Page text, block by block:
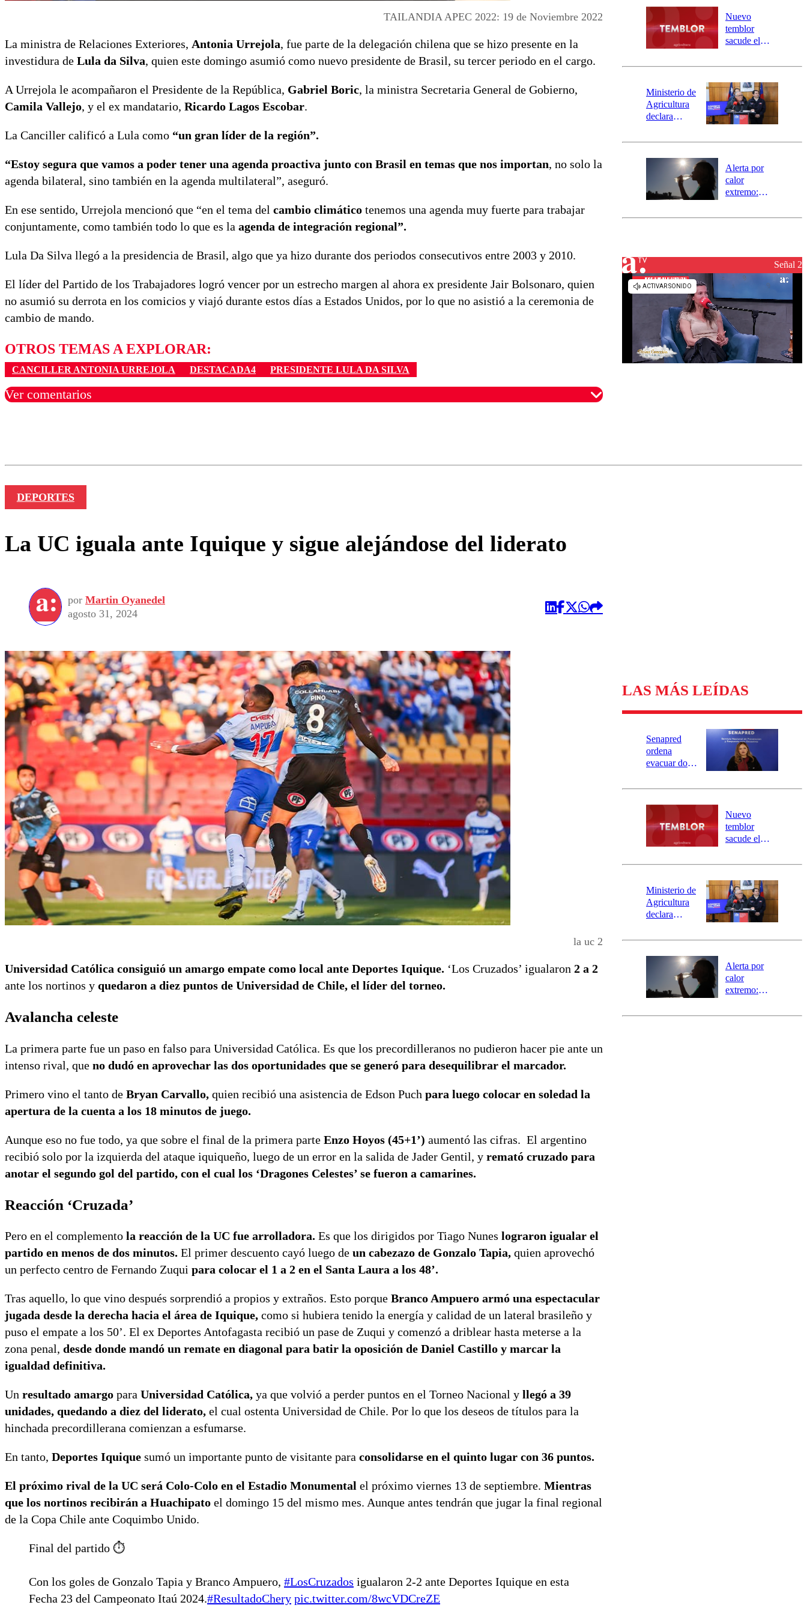
TAILANDIA APEC 2022: 19 de Noviembre 2022
La ministra de Relaciones Exteriores, Antonia Urrejola, fue parte de la delegación chilena que se hizo presente en la
investidura de Lula da Silva, quien este domingo asumió como nuevo presidente de Brasil, su tercer periodo en el cargo.
A Urrejola le acompañaron el Presidente de la República, Gabriel Boric, la ministra Secretaria General de Gobierno,
Camila Vallejo, y el ex mandatario, Ricardo Lagos Escobar.
La Canciller calificó a Lula como “un gran líder de la región”.
“Estoy segura que vamos a poder tener una agenda proactiva junto con Brasil en temas que nos importan, no solo la
agenda bilateral, sino también en la agenda multilateral”, aseguró.
En ese sentido, Urrejola mencionó que “en el tema del cambio climático tenemos una agenda muy fuerte para trabajar
conjuntamente, como también todo lo que es la agenda de integración regional”.
Lula Da Silva llegó a la presidencia de Brasil, algo que ya hizo durante dos periodos consecutivos entre 2003 y 2010.
El líder del Partido de los Trabajadores logró vencer por un estrecho margen al ahora ex presidente Jair Bolsonaro, quien
no asumió su derrota en los comicios y viajó durante estos días a Estados Unidos, por lo que no asistió a la ceremonia de
cambio de mando.
OTROS TEMAS A EXPLORAR:
CANCILLER ANTONIA URREJOLA DESTACADA4 PRESIDENTE LULA DA SILVA
Ver comentarios
río Damas:
activa
mensajería
SAE
Nuevo
temblor
sacude el
revisa la
epicentro
Ministerio de
Agricultura
declara
agrícola para
Alerta por
calor
extremo:
activa Alerta
Señal 2
DEPORTES
La UC iguala ante Iquique y sigue alejándose del liderato
por Martin Oyanedel
agosto 31, 2024
la uc 2
Universidad Católica consiguió un amargo empate como local ante Deportes Iquique. ‘Los Cruzados’ igualaron 2 a 2
ante los nortinos y quedaron a diez puntos de Universidad de Chile, el líder del torneo.
Avalancha celeste
La primera parte fue un paso en falso para Universidad Católica. Es que los precordilleranos no pudieron hacer pie ante un
intenso rival, que no dudó en aprovechar las dos oportunidades que se generó para desequilibrar el marcador.
Primero vino el tanto de Bryan Carvallo, quien recibió una asistencia de Edson Puch para luego colocar en soledad la
apertura de la cuenta a los 18 minutos de juego.
Aunque eso no fue todo, ya que sobre el final de la primera parte Enzo Hoyos (45+1’) aumentó las cifras. El argentino
recibió solo por la izquierda del ataque iquiqueño, luego de un error en la salida de Jader Gentil, y remató cruzado para
anotar el segundo gol del partido, con el cual los ‘Dragones Celestes’ se fueron a camarines.
Reacción ‘Cruzada’
Pero en el complemento la reacción de la UC fue arrolladora. Es que los dirigidos por Tiago Nunes lograron igualar el
partido en menos de dos minutos. El primer descuento cayó luego de un cabezazo de Gonzalo Tapia, quien aprovechó
un perfecto centro de Fernando Zuqui para colocar el 1 a 2 en el Santa Laura a los 48’.
Tras aquello, lo que vino después sorprendió a propios y extraños. Esto porque Branco Ampuero armó una espectacular
jugada desde la derecha hacia el área de Iquique, como si hubiera tenido la energía y calidad de un lateral brasileño y
puso el empate a los 50’. El ex Deportes Antofagasta recibió un pase de Zuqui y comenzó a driblear hasta meterse a la
zona penal, desde donde mandó un remate en diagonal para batir la oposición de Daniel Castillo y marcar la
igualdad definitiva.
Un resultado amargo para Universidad Católica, ya que volvió a perder puntos en el Torneo Nacional y llegó a 39
unidades, quedando a diez del liderato, el cual ostenta Universidad de Chile. Por lo que los deseos de títulos para la
hinchada precordillerana comienzan a esfumarse.
En tanto, Deportes Iquique sumó un importante punto de visitante para consolidarse en el quinto lugar con 36 puntos.
El próximo rival de la UC será Colo-Colo en el Estadio Monumental el próximo viernes 13 de septiembre. Mientras
que los nortinos recibirán a Huachipato el domingo 15 del mismo mes. Aunque antes tendrán que jugar la final regional
de la Copa Chile ante Coquimbo Unido.
Final del partido ⏱️
Con los goles de Gonzalo Tapia y Branco Ampuero, #LosCruzados igualaron 2-2 ante Deportes Iquique en esta
Fecha 23 del Campeonato Itaú 2024.#ResultadoChery pic.twitter.com/8wcVDCreZE
LAS MÁS LEÍDAS
Senapred
ordena
evacuar dos
Carahue por
río Damas:
activa
mensajería
SAE
Nuevo
temblor
sacude el
revisa la
epicentro
Ministerio de
Agricultura
declara
agrícola para
Alerta por
calor
extremo:
activa Alerta